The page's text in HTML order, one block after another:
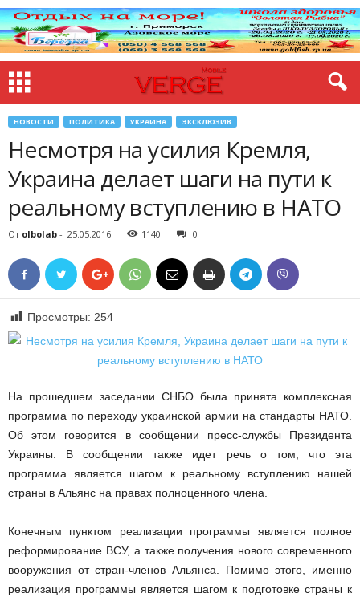
НОВОСТИ ПОЛИТИКА УКРАИНА ЭКСКЛЮЗИВ
Несмотря на усилия Кремля,
Украина делает шаги на пути к
реальному вступлению в НАТО
От olbolab - 25.05.2016 1140 0
Просмотры: 254
На прошедшем заседании СНБО была принята комплексная
программа по переходу украинской армии на стандарты НАТО.
Об этом говорится в сообщении пресс-службы Президента
Украины. В сообщении также идет речь о том, что эта
программа является шагом к реальному вступлению нашей
страны в Альянс на правах полноценного члена.
Конечным пунктом реализации программы является полное
реформирование ВСУ, а также получения нового современного
вооружения от стран-членов Альянса. Помимо этого, именно
реализация программы является шагом к подготовке страны к